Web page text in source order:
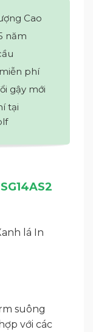
Cao
năm
phí
gậy mới
tại
lá In
suông
với các